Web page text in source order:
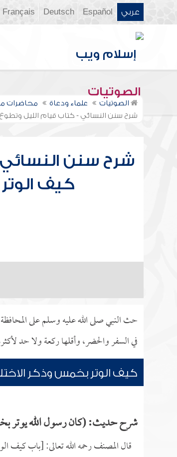
عربي Español
Deutsch
Français
الصوتيات
الصوتيات علماء ودعاة محاضرات
شرح سنن النسائي - كتاب قيام الليل
شرح سنن النسائي
كيف
حث النبي صلى الله عليه وسلم على
في السفر والحضر، وأقلها ركعة ولا حد
كيف الوتر بخمس وذكر
شرح حديث: (كان رسول الله يوتر
قال المصنف رحمه الله تعالى: [باب كيف